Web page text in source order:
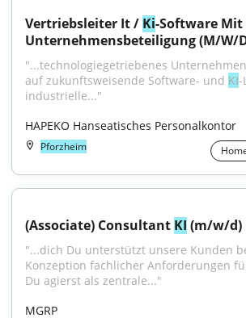
Vertriebsleiter It / Ki-Software
Unternehmensbeteiligung (M/W/
"...technologiegetriebenes
auf zukunftsweisende Software- und KI-
industrielle..."
HAPEKO Hanseatisches Personalkontor
Pforzheim
(Associate) Consultant KI (m/w/d)
"...dich Du unterstützt unsere Kunden
Konzeption fachlicher Anforderungen
Du agierst als zentrale..."
MGRP